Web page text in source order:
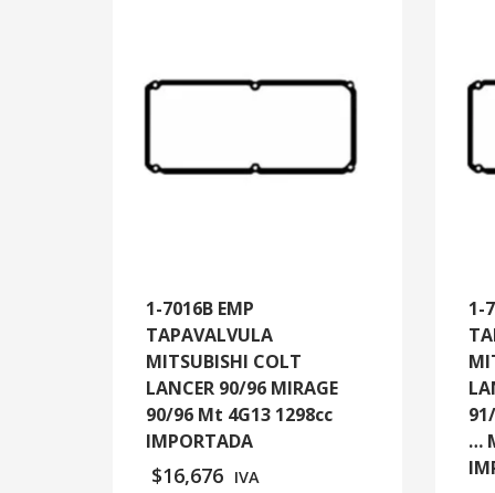
1-7016B EMP
TAPAVALVULA
MITSUBISHI COLT
LANCER 90/96 MIRAGE
90/96 Mt 4G13 1298cc
IMPORTADA
$16,676 IVA
1-
…